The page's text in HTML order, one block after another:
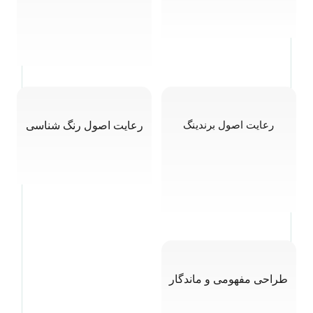
رعایت اصول برندینگ رعایت اصول رنگ شناسی
طراحی مفهومی و ماندگار